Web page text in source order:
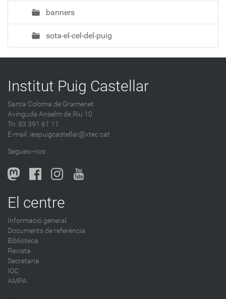
banners
sota-el-cel-del-puig
Institut Puig Castellar
Santa Coloma de Gramenet
Avinguda Anselm de Riu 10
Tn: 93 391 61 11
E-mail: iespuigcastellar@xtec.cat
Segueix-nos:
El centre
Informació general
Documents de referència
Biblioteca
Revista
Secretaria
IOC
AMPA